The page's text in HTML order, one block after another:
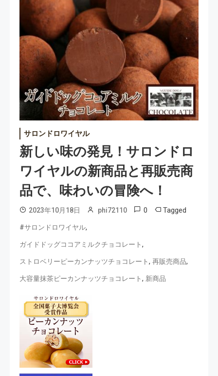
サロンドロワイヤル
新しい味の発見！サロンドロ
ワイヤルの新商品と再販売商
品で、味わいの冒険へ！
2023年10月18日 phi72110 0 Tagged
#サロンドロワイヤル,
ガイドドッグココアミルクチョコレート,
ストロベリーピーカンナッツチョコレート, 再販売商品,
大容量抹茶ピーカンナッツチョコレート, 新商品